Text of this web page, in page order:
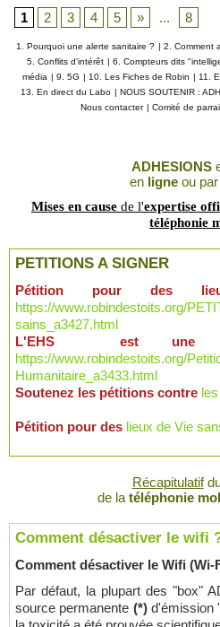
ADHESIONS
en ligneou par
Mises en cause de l'expertise
téléphonie
PETITIONS A SIGNER
Pétition pour des
https://www.robindestoits.org/
sains_a3427.html
L'EHS est une
https://www.robindestoits.org/
Humanitaire_a3433.html
Soutenez les pétitions contre
Pétition pour des lieux de Vie
Récapitulatif
de la téléphonie
Comment désactiver le wifi
Comment désactiver le Wifi (Wi-
Par défaut, la plupart des "box"
source permanente (*)d'émission
1
2 3 4 5 » ... 8
1. Pourquoi une alerte sanitaire ? | 2. Comment
5. Conflits d'intérêt | 6. Compteurs dits
média | 9. 5G | 10. Les Fiches de Robin | 11.
13. En direct du Labo | NOUS SOUTENIR :
Nous contacter | Comité de